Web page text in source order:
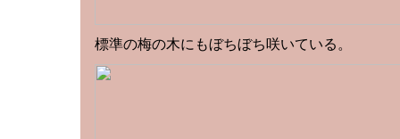
標準の梅の木にもぼちぼち咲いている。